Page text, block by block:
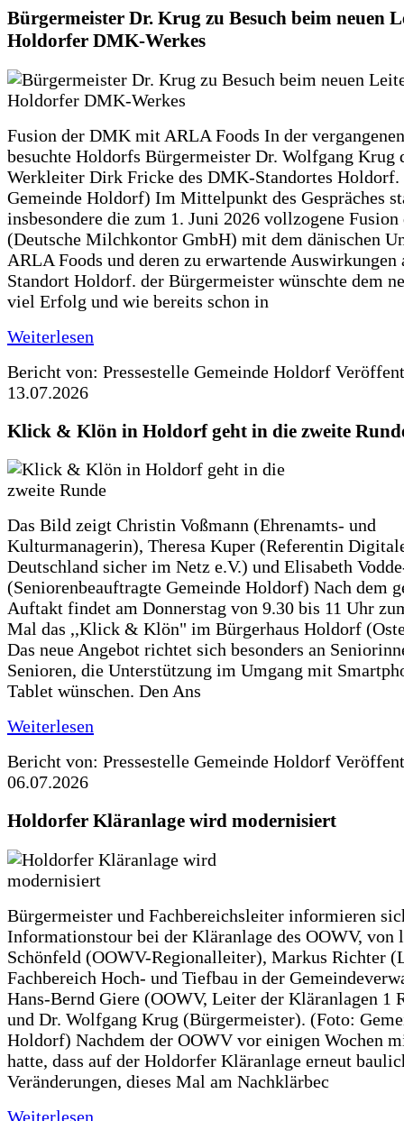
Bürgermeister Dr. Krug zu Besuch beim neuen
Holdorfer DMK-Werkes
Fusion der DMK mit ARLA Foods In der
besuchte Holdorfs Bürgermeister Dr. Wolfgang Krug
Werkleiter Dirk Fricke des DMK-Standortes Holdorf.
Gemeinde Holdorf) Im Mittelpunkt des Gespräches
insbesondere die zum 1. Juni 2026 vollzogene
(Deutsche Milchkontor GmbH) mit dem dänischen
ARLA Foods und deren zu erwartende Auswirkungen
Standort Holdorf. der Bürgermeister wünschte dem
viel Erfolg und wie bereits schon in
Weiterlesen
Bericht von: Pressestelle Gemeinde Holdorf
13.07.2026
Klick & Klön in Holdorf geht in die zweite
Das Bild zeigt Christin Voßmann (Ehrenamts- und
Kulturmanagerin), Theresa Kuper (Referentin
Deutschland sicher im Netz e.V.) und Elisabeth
(Seniorenbeauftragte Gemeinde Holdorf) Nach dem
Auftakt findet am Donnerstag von 9.30 bis 11 Uhr
Mal das ,,Klick & Klön" im Bürgerhaus Holdorf
Das neue Angebot richtet sich besonders an
Senioren, die Unterstützung im Umgang mit
Tablet wünschen. Den Ans
Weiterlesen
Bericht von: Pressestelle Gemeinde Holdorf
06.07.2026
Holdorfer Kläranlage wird modernisiert
Bürgermeister und Fachbereichsleiter informieren
Informationstour bei der Kläranlage des OOWV, von
Schönfeld (OOWV-Regionalleiter), Markus Richter
Fachbereich Hoch- und Tiefbau in der
Hans-Bernd Giere (OOWV, Leiter der Kläranlagen 1
und Dr. Wolfgang Krug (Bürgermeister). (Foto:
Holdorf) Nachdem der OOWV vor einigen Wochen
hatte, dass auf der Holdorfer Kläranlage erneut
Veränderungen, dieses Mal am Nachklärbec
Weiterlesen